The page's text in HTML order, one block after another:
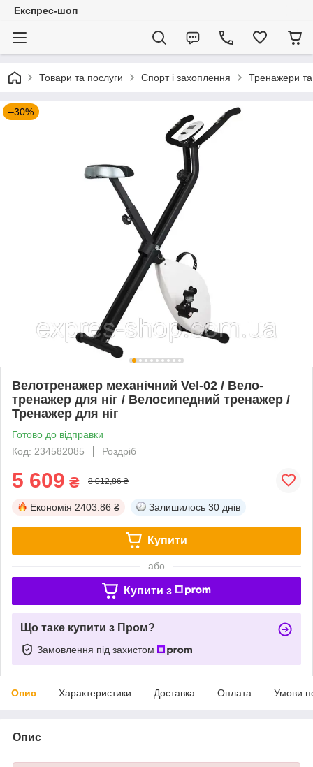
Експрес-шоп
Товари та послуги Спорт і захоплення Тренажери
–30%
Велотренажер механічний Vel-02 / Вело-
тренажер для ніг / Велосипедний тренажер /
Тренажер для ніг
Готово до відправки
Код: 234582085
Роздріб
5 609 ₴ 8 012,86 ₴
Економія 2403.86 ₴ Залишилось 30 днів
Купити
або
Купити з
Що таке купити з Пром?
Замовлення під захистом
Опис Характеристики Доставка Оплата Умови
Опис